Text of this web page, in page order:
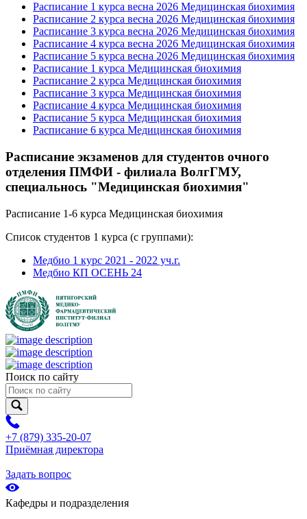
Расписание 1 курса весна 2026 Медицинская биохимия
Расписание 2 курса весна 2026 Медицинская биохимия
Расписание 3 курса весна 2026 Медицинская биохимия
Расписание 4 курса весна 2026 Медицинская биохимия
Расписание 5 курса весна 2026 Медицинская биохимия
Расписание 1 курса Медицинская биохимия
Расписание 2 курса Медицинская биохимия
Расписание 3 курса Медицинская биохимия
Расписание 4 курса Медицинская биохимия
Расписание 5 курса Медицинская биохимия
Расписание 6 курса Медицинская биохимия
Расписание экзаменов для студентов очного
отделения ПМФИ - филиала ВолгГМУ,
специальнось "Медицинская биохимия"
Расписание 1-6 курса Медицинская биохимия
Список студентов 1 курса (с группами):
Медбио 1 курс 2021 - 2022 уч.г.
Медбио КП ОСЕНЬ 24
Поиск по сайту
+7 (879) 335-20-07
Приёмная директора
Задать вопрос
Кафедры и подразделения